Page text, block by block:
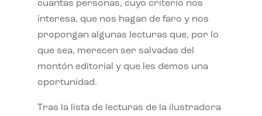
cuantas personas, cuyo criterio nos
interesa, que nos hagan de faro y nos
propongan algunas lecturas que, por lo
que sea, merecen ser salvadas del
montón editorial y que les demos una
oportunidad.
Tras la lista de lecturas de la ilustradora